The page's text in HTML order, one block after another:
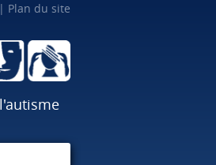
Plan du site